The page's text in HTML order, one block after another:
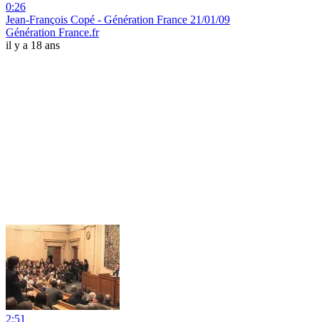
0:26
Jean-François Copé - Génération France 21/01/09
Génération France.fr
il y a 18 ans
2:51